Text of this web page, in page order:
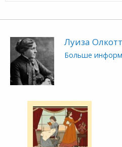
Луиза Олкотт
Больше